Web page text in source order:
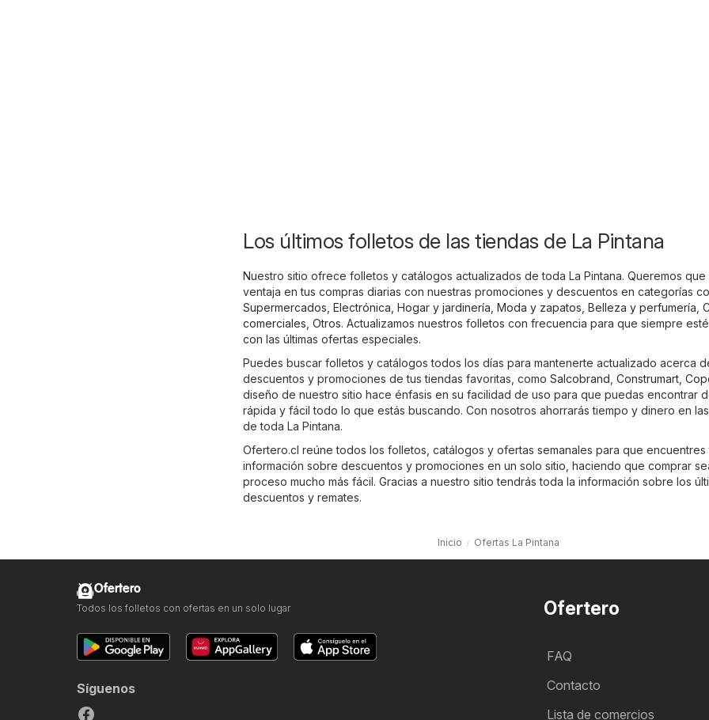
Los últimos folletos de las tiendas de La Pintana
Nuestro sitio ofrece folletos y catálogos actualizados de toda La Pintana. Queremos que
ventaja en tus compras diarias con nuestras promociones y descuentos en categorías
Supermercados Electrónica Hogar y jardinería Moda y zapatos Belleza y perfumería
comerciales Otros. Actualizamos nuestros folletos con frecuencia para que siempre
con las últimas ofertas especiales.
Puedes buscar folletos y catálogos todos los días para mantenerte actualizado acerca
descuentos y promociones de tus tiendas favoritas, como Salcobrand Construmart
diseño de nuestro sitio hace énfasis en su facilidad de uso para que puedas encontrar
rápida y fácil todo lo que estás buscando. Con nosotros ahorrarás tiempo y dinero en
de toda La Pintana.
Ofertero.cl reúne todos los folletos, catálogos y ofertas semanales para que encuentres
información sobre descuentos y promociones en un solo sitio, haciendo que comprar
proceso mucho más fácil. Gracias a nuestro sitio tendrás toda la información sobre los
descuentos y remates.
Inicio Ofertas La Pintana
Ofertero
FAQ
Contacto
Lista de comercios
Ofertero
Todos los folletos con ofertas en un solo lugar
Síguenos